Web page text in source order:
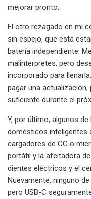
mejorar pronto.
El otro rezagado en mi
sin espejo, que está
batería independiente.
malinterpretes, pero
incorporado para
pagar una
suficiente durante el
Y, por último, algunos
domésticos inteligentes
cargadores de CC o
portátil y la afeitadora
dientes eléctricos y el
Nuevamente, ninguno
pero USB-C